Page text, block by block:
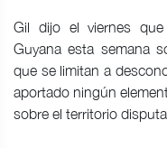
Gil dijo el viernes
Guyana esta semana
que se limitan a
aportado ningún
sobre el territorio